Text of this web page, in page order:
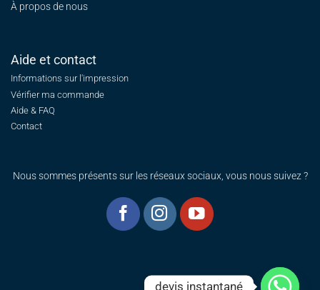
À propos de nous
Aide et contact
Informations sur l'impression
Vérifier ma commande
Aide & FAQ
Contact
Nous sommes présents sur les réseaux sociaux, vous nous suivez ?
devis instantané